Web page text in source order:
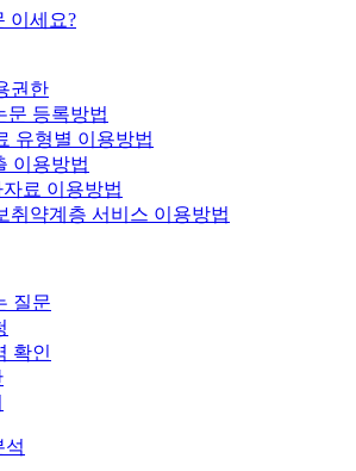
이세요?
권한
문 등록방법
유형별 이용방법
이용방법
료 이용방법
취약계층 서비스 이용방법
질문
확인
석